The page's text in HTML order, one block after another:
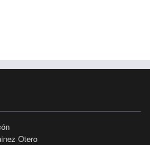
Otero